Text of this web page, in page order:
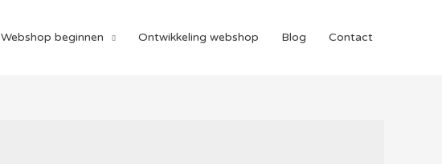
Webshop beginnen Ontwikkeling webshop Blog Contact